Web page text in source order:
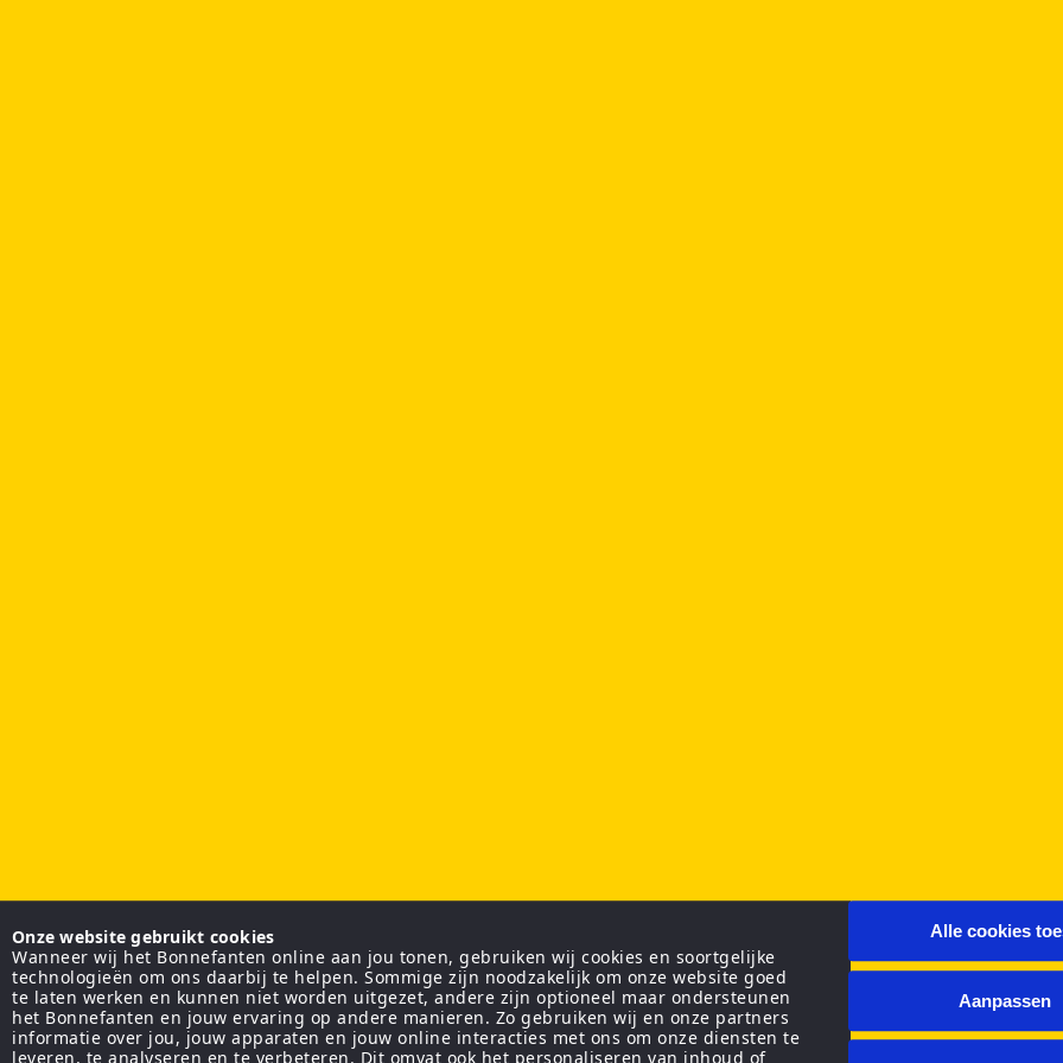
Onze website gebruikt cookies
Wanneer wij het Bonnefanten online aan jou tonen, gebruiken wij cookies en soortgelijke
technologieën om ons daarbij te helpen. Sommige zijn noodzakelijk om onze website goed
te laten werken en kunnen niet worden uitgezet, andere zijn optioneel maar ondersteunen
het Bonnefanten en jouw ervaring op andere manieren. Zo gebruiken wij en onze partners
informatie over jou, jouw apparaten en jouw online interacties met ons om onze diensten te
leveren, te analyseren en te verbeteren. Dit omvat ook het personaliseren van inhoud of
Alle cookies
Aanpassen